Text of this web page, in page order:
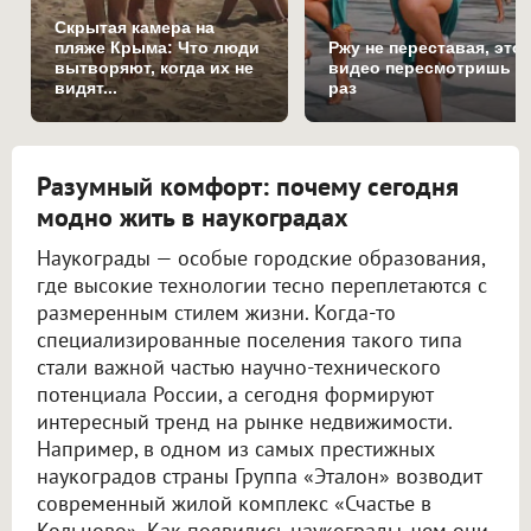
Скрытая камера на
пляже Крыма: Что люди
вытворяют, когда их не
видят...
Ржу не переставая, это
видео пересмотришь
раз
Разумный комфорт: почему сегодня
модно жить в наукоградах
Наукограды — особые городские образования,
где высокие технологии тесно переплетаются с
размеренным стилем жизни. Когда-то
специализированные поселения такого типа
стали важной частью научно-технического
потенциала России, а сегодня формируют
интересный тренд на рынке недвижимости.
Например, в одном из самых престижных
наукоградов страны Группа «Эталон» возводит
современный жилой комплекс «Счастье в